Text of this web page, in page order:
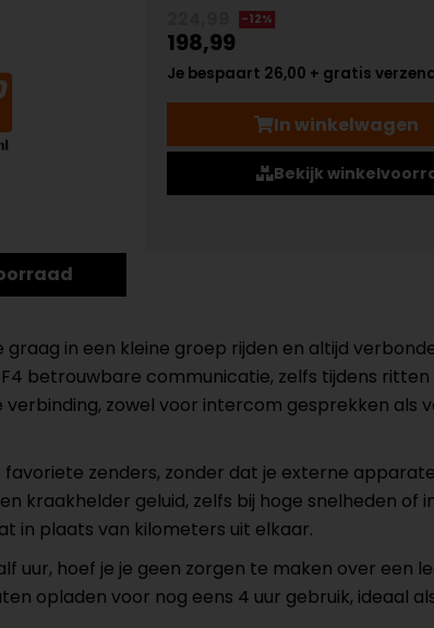
-12%
198,99
Je bespaart 26,00 + gratis
In winkelwagen
Bekijk
in een kleine groep rijden en altijd
betrouwbare communicatie, zelfs tijdens
zowel voor intercom gesprekken als
zenders, zonder dat je externe
kraakhelder geluid, zelfs bij hoge snelheden of
in plaats van kilometers uit elkaar.
uur, hoef je je geen zorgen te maken over een
opladen voor nog eens 4 uur gebruik, ideaal